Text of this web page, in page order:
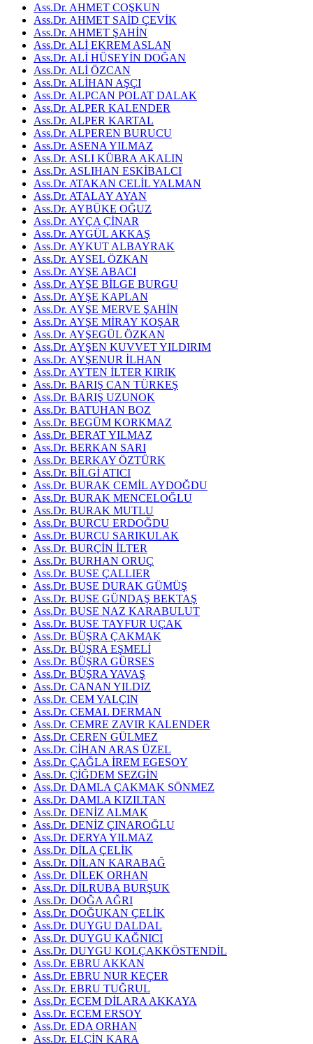
Ass.Dr. AHMET COŞKUN
Ass.Dr. AHMET SAİD ÇEVİK
Ass.Dr. AHMET ŞAHİN
Ass.Dr. ALİ EKREM ASLAN
Ass.Dr. ALİ HÜSEYİN DOĞAN
Ass.Dr. ALİ ÖZCAN
Ass.Dr. ALİHAN AŞÇI
Ass.Dr. ALPCAN POLAT DALAK
Ass.Dr. ALPER KALENDER
Ass.Dr. ALPER KARTAL
Ass.Dr. ALPEREN BURUCU
Ass.Dr. ASENA YILMAZ
Ass.Dr. ASLI KÜBRA AKALIN
Ass.Dr. ASLIHAN ESKİBALCI
Ass.Dr. ATAKAN CELİL YALMAN
Ass.Dr. ATALAY AYAN
Ass.Dr. AYBÜKE OĞUZ
Ass.Dr. AYÇA ÇİNAR
Ass.Dr. AYGÜL AKKAŞ
Ass.Dr. AYKUT ALBAYRAK
Ass.Dr. AYSEL ÖZKAN
Ass.Dr. AYŞE ABACI
Ass.Dr. AYŞE BİLGE BURGU
Ass.Dr. AYŞE KAPLAN
Ass.Dr. AYŞE MERVE ŞAHİN
Ass.Dr. AYŞE MİRAY KOŞAR
Ass.Dr. AYŞEGÜL ÖZKAN
Ass.Dr. AYŞEN KUVVET YILDIRIM
Ass.Dr. AYŞENUR İLHAN
Ass.Dr. AYTEN İLTER KIRIK
Ass.Dr. BARIŞ CAN TÜRKEŞ
Ass.Dr. BARIŞ UZUNOK
Ass.Dr. BATUHAN BOZ
Ass.Dr. BEGÜM KORKMAZ
Ass.Dr. BERAT YILMAZ
Ass.Dr. BERKAN SARI
Ass.Dr. BERKAY ÖZTÜRK
Ass.Dr. BİLGİ ATICI
Ass.Dr. BURAK CEMİL AYDOĞDU
Ass.Dr. BURAK MENCELOĞLU
Ass.Dr. BURAK MUTLU
Ass.Dr. BURCU ERDOĞDU
Ass.Dr. BURCU SARIKULAK
Ass.Dr. BURÇİN İLTER
Ass.Dr. BURHAN ORUÇ
Ass.Dr. BUSE ÇALLIER
Ass.Dr. BUSE DURAK GÜMÜŞ
Ass.Dr. BUSE GÜNDAŞ BEKTAŞ
Ass.Dr. BUSE NAZ KARABULUT
Ass.Dr. BUSE TAYFUR UÇAK
Ass.Dr. BÜŞRA ÇAKMAK
Ass.Dr. BÜŞRA EŞMELİ
Ass.Dr. BÜŞRA GÜRSES
Ass.Dr. BÜŞRA YAVAŞ
Ass.Dr. CANAN YILDIZ
Ass.Dr. CEM YALÇIN
Ass.Dr. CEMAL DERMAN
Ass.Dr. CEMRE ZAVIR KALENDER
Ass.Dr. CEREN GÜLMEZ
Ass.Dr. CİHAN ARAS ÜZEL
Ass.Dr. ÇAĞLA İREM EGESOY
Ass.Dr. ÇİĞDEM SEZGİN
Ass.Dr. DAMLA ÇAKMAK SÖNMEZ
Ass.Dr. DAMLA KIZILTAN
Ass.Dr. DENİZ ALMAK
Ass.Dr. DENİZ ÇINAROĞLU
Ass.Dr. DERYA YILMAZ
Ass.Dr. DİLA ÇELİK
Ass.Dr. DİLAN KARABAĞ
Ass.Dr. DİLEK ORHAN
Ass.Dr. DİLRUBA BURŞUK
Ass.Dr. DOĞA AĞRI
Ass.Dr. DOĞUKAN ÇELİK
Ass.Dr. DUYGU DALDAL
Ass.Dr. DUYGU KAĞNICI
Ass.Dr. DUYGU KOLÇAKKÖSTENDİL
Ass.Dr. EBRU AKKAN
Ass.Dr. EBRU NUR KEÇER
Ass.Dr. EBRU TUĞRUL
Ass.Dr. ECEM DİLARA AKKAYA
Ass.Dr. ECEM ERSOY
Ass.Dr. EDA ORHAN
Ass.Dr. ELÇİN KARA